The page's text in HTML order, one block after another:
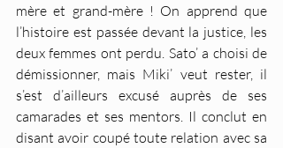
mère et grand-mère ! On apprend que
l’histoire est passée devant la justice, les
deux femmes ont perdu. Sato’ a choisi de
démissionner, mais Miki’ veut rester, il
s’est d’ailleurs excusé auprès de ses
camarades et ses mentors. Il conclut en
disant avoir coupé toute relation avec sa